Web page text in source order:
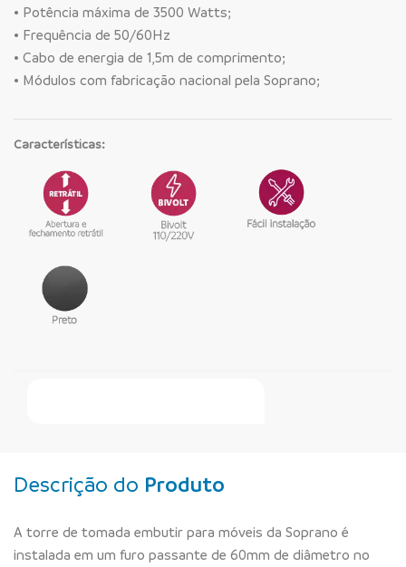
• Potência máxima de 3500 Watts;
• Frequência de 50/60Hz
• Cabo de energia de 1,5m de comprimento;
• Módulos com fabricação nacional pela Soprano;
Características:
Descrição do Produto
A torre de tomada embutir para móveis da Soprano é
instalada em um furo passante de 60mm de diâmetro no